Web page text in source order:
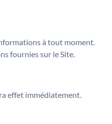
à tout moment.
fournies sur le Site.
effet immédiatement.